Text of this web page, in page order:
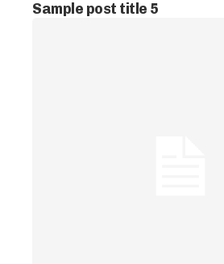
Sample post title 5